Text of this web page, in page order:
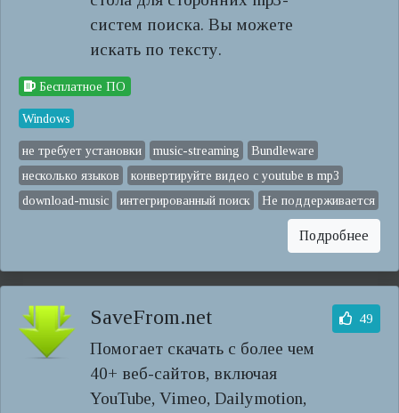
систем поиска. Вы можете
искать по тексту.
Бесплатное ПО
Windows
не требует установки music-streaming
Bundleware
несколько языков
конвертируйте видео с youtube в mp3
download-music
интегрированный поиск Не поддерживается
Подробнее
SaveFrom.net
Помогает скачать с более чем
40+ веб-сайтов, включая
YouTube, Vimeo, Dailymotion,
49